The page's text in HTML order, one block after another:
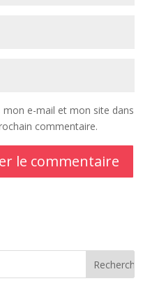
e-mail et mon site dans
commentaire.